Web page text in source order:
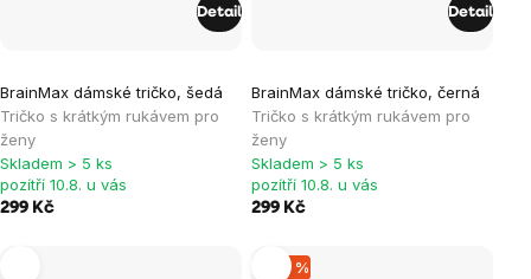
BrainMax dámské tričko, šedá
Tričko s krátkým rukávem pro
ženy
Skladem > 5 ks
pozítří 10.8. u vás
299 Kč
Detail
BrainMax dámské tričko, černá
Tričko s krátkým rukávem pro
ženy
Skladem > 5 ks
pozítří 10.8. u vás
299 Kč
Detail
–83 %